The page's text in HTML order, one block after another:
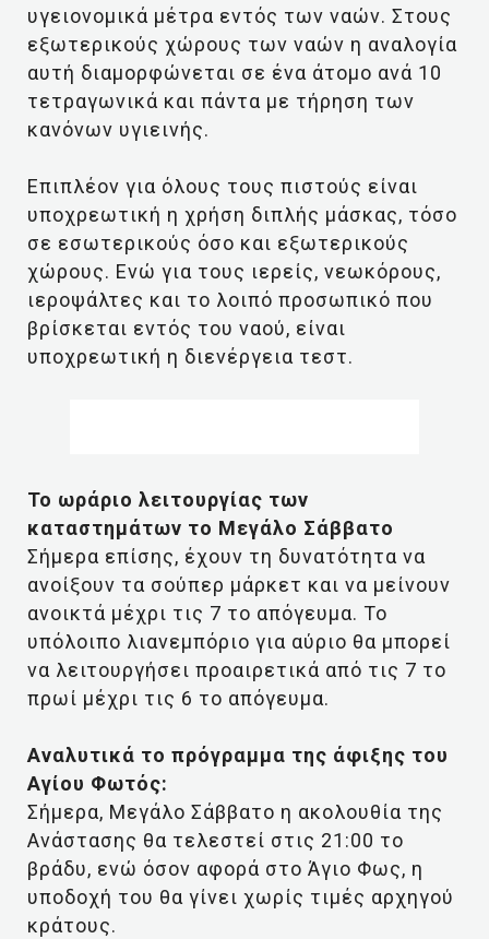
υγειονομικά μέτρα εντός των ναών. Στους
εξωτερικούς χώρους των ναών η αναλογία
αυτή διαμορφώνεται σε ένα άτομο ανά 10
τετραγωνικά και πάντα με τήρηση των
κανόνων υγιεινής.
Επιπλέον για όλους τους πιστούς είναι
υποχρεωτική η χρήση διπλής μάσκας, τόσο
σε εσωτερικούς όσο και εξωτερικούς
χώρους. Ενώ για τους ιερείς, νεωκόρους,
ιεροψάλτες και το λοιπό προσωπικό που
βρίσκεται εντός του ναού, είναι
υποχρεωτική η διενέργεια τεστ.
Το ωράριο λειτουργίας των
καταστημάτων το Μεγάλο Σάββατο
Σήμερα επίσης, έχουν τη δυνατότητα να
ανοίξουν τα σούπερ μάρκετ και να μείνουν
ανοικτά μέχρι τις 7 το απόγευμα. Το
υπόλοιπο λιανεμπόριο για αύριο θα μπορεί
να λειτουργήσει προαιρετικά από τις 7 το
πρωί μέχρι τις 6 το απόγευμα.
Αναλυτικά το πρόγραμμα της άφιξης του
Αγίου Φωτός:
Σήμερα, Μεγάλο Σάββατο η ακολουθία της
Ανάστασης θα τελεστεί στις 21:00 το
βράδυ, ενώ όσον αφορά στο Άγιο Φως, η
υποδοχή του θα γίνει χωρίς τιμές αρχηγού
κράτους.